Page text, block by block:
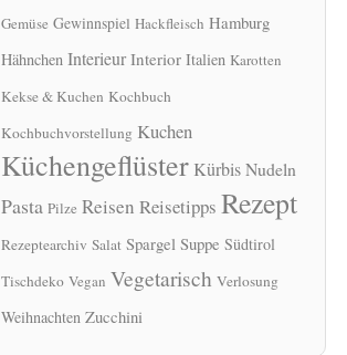
Gemüse Gewinnspiel Hackfleisch Hamburg
Hähnchen Interieur Interior Italien Karotten
Kekse & Kuchen Kochbuch
Kochbuchvorstellung Kuchen
Küchengeflüster KürbisNudeln
Pasta Pilze Reisen Reisetipps Rezept
Rezeptearchiv Salat Spargel Suppe Südtirol
Tischdeko Vegan Vegetarisch Verlosung
Weihnachten Zucchini